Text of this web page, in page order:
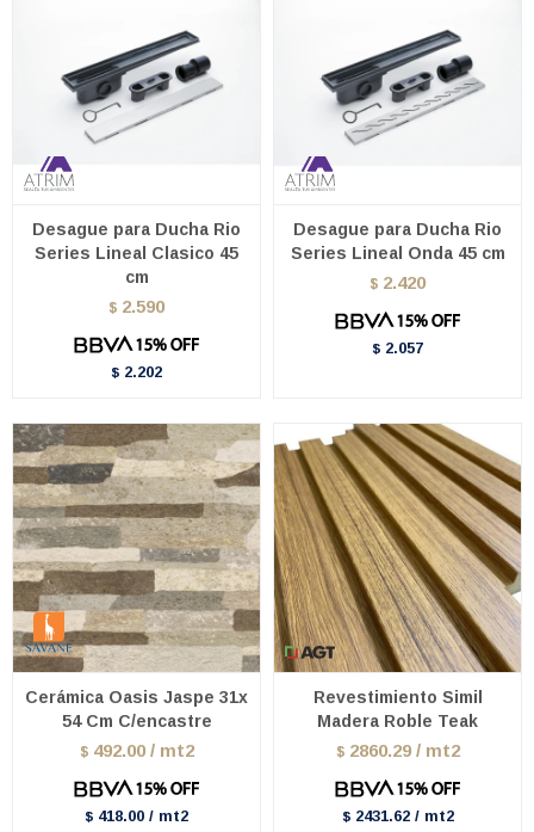
Desague para Ducha Rio
Series Lineal Clasico 45
cm
$ 2.590
$ 2.202
Desague para Ducha Rio
Series Lineal Onda 45 cm
$ 2.420
$ 2.057
Cerámica Oasis Jaspe 31x
54 Cm C/encastre
$ 492.00 / mt2
$ 418.00 / mt2
Revestimiento Simil
Madera Roble Teak
$ 2860.29 / mt2
$ 2431.62 / mt2